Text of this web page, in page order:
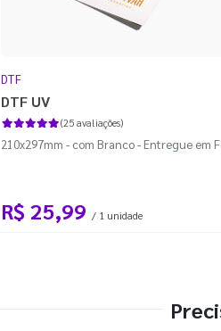
DTF
DTF UV
(25 avaliações)
210x297mm - com Branco - Entregue em
R$ 25,99 / 1 unidade